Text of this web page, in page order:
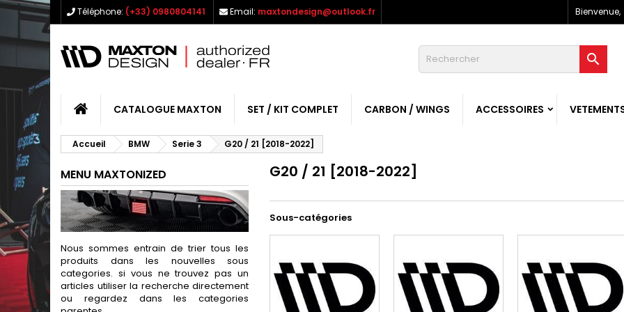
Téléphone: (+33) 0980804141 Email: maxtondesign@outlook.fr Bienvenue,

CATALOGUE MAXTON SET / KIT COMPLET CARBON / WINGS ACCESSOIRES
Accueil BMW Serie 3 G20 / 21 [2018-2022]
MENU MAXTONIZED
Nous sommes entrain de trier tous les
produits dans les nouvelles sous
categories. si vous ne trouvez pas un
articles utiliser la recherche directement
ou regardez dans les categories
G20 / 21 [2018-2022]
Sous-catégories